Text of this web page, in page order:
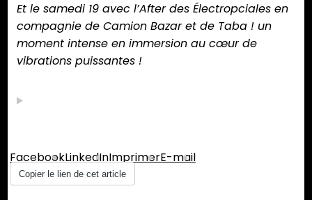
Et le samedi 19 avec l’After des Électropciales en
compagnie de Camion Bazar et de Taba ! un
moment intense en immersion au cœur de
vibrations puissantes !
FacebookLinkedInImprimerE-mail
Copier le lien de cet article